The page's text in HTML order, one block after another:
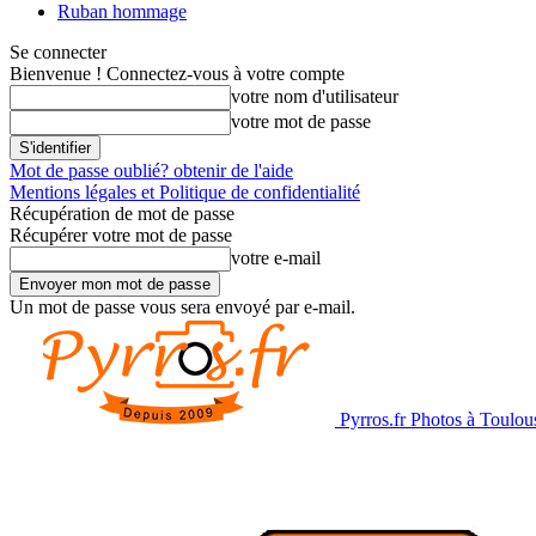
Ruban hommage
Se connecter
Bienvenue ! Connectez-vous à votre compte
votre nom d'utilisateur
votre mot de passe
Mot de passe oublié? obtenir de l'aide
Mentions légales et Politique de confidentialité
Récupération de mot de passe
Récupérer votre mot de passe
votre e-mail
Un mot de passe vous sera envoyé par e-mail.
Pyrros.fr Photos à